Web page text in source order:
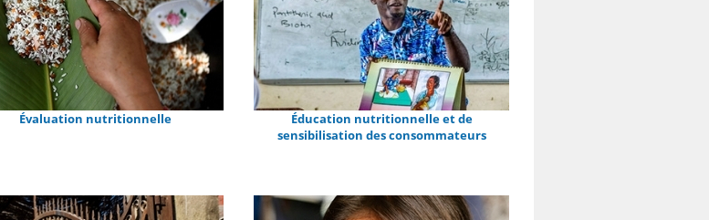
Évaluation nutritionnelle
Éducation nutritionnelle et de
sensibilisation des consommateurs